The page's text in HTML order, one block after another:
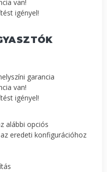
van!
igényel!
garancia
van!
igényel!
alábbi opciós
eredeti konfigurációhoz